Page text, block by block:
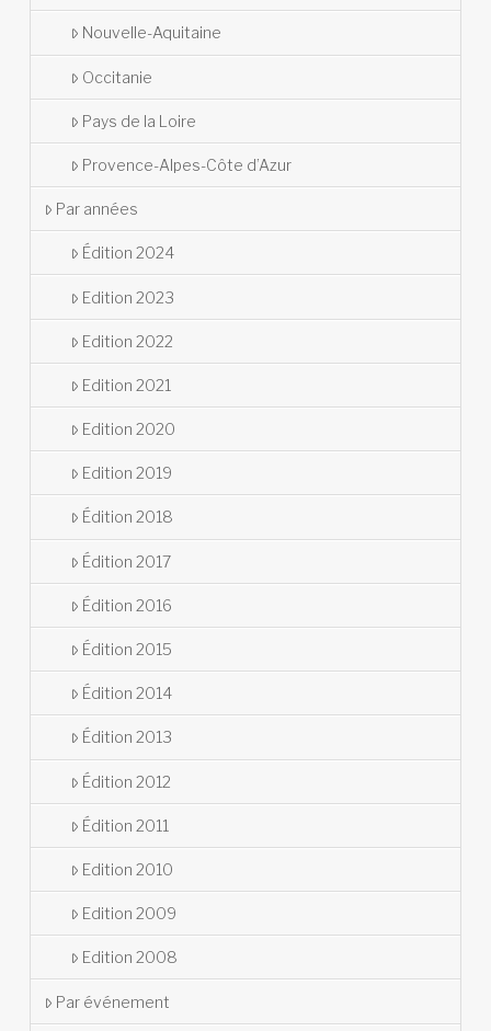
Nouvelle-Aquitaine
Occitanie
Pays de la Loire
Provence-Alpes-Côte d’Azur
Par années
Édition 2024
Edition 2023
Edition 2022
Edition 2021
Edition 2020
Edition 2019
Édition 2018
Édition 2017
Édition 2016
Édition 2015
Édition 2014
Édition 2013
Édition 2012
Édition 2011
Edition 2010
Edition 2009
Edition 2008
Par événement